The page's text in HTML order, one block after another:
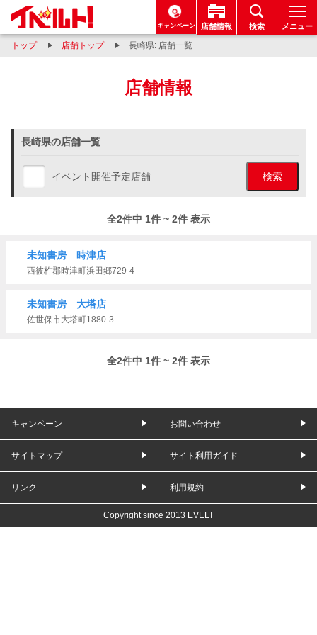
キャンペーン 店舗情報 検索 メニュー
トップ 店舗トップ 長崎県: 店舗一覧
店舗情報
長崎県の店舗一覧
イベント開催予定店舗 検索
全2件中 1件 ~ 2件 表示
未知書房 時津店
西彼杵郡時津町浜田郷729-4
未知書房 大塔店
佐世保市大塔町1880-3
全2件中 1件 ~ 2件 表示
キャンペーン お問い合わせ
サイトマップ サイト利用ガイド
リンク 利用規約
Copyright since 2013 EVELT